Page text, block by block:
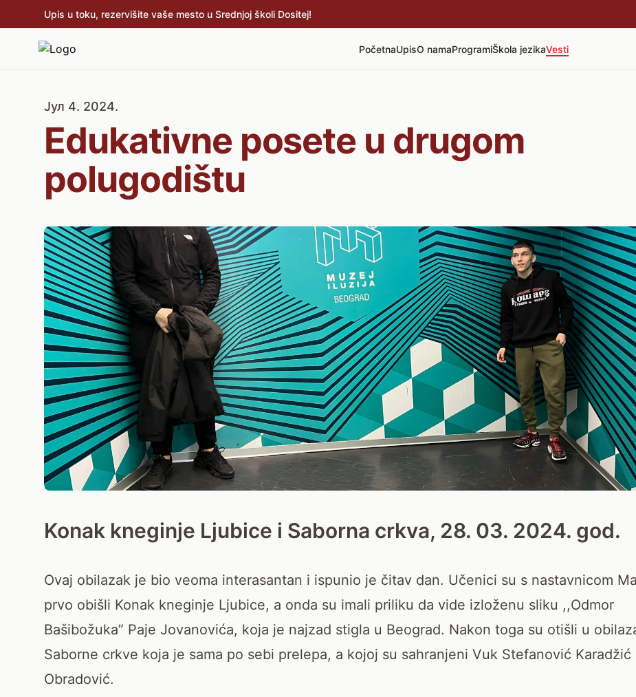
Upis u toku, rezervišite vaše mesto u Srednjoj školi Dositej!
PočetnaUpisO namaProgramiŠkola jezikaVesti
Јул 4. 2024.
Edukativne posete u drugom
polugodištu
Konak kneginje Ljubice i Saborna crkva, 28. 03. 2024. god.
Ovaj obilazak je bio veoma interasantan i ispunio je čitav dan. Učenici su s nastavnicom
prvo obišli Konak kneginje Ljubice, a onda su imali priliku da vide izloženu sliku ,,Odmor
Bašibožuka” Paje Jovanovića, koja je najzad stigla u Beograd. Nakon toga su otišli u
Saborne crkve koja je sama po sebi prelepa, a kojoj su sahranjeni Vuk Stefanović Karadžić
Obradović.